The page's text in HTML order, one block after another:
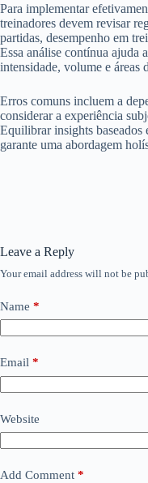
Para implementar
treinadores devem revisar
partidas, desempenho em
Essa análise contínua ajuda
intensidade, volume e áreas
Erros comuns incluem a
considerar a experiência
Equilibrar insights
garante uma abordagem
Leave a Reply
Your email address will not be
Name *
Email *
Website
Add Comment *